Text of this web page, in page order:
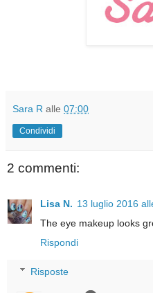
Sara R alle 07:00
Condividi
2 commenti:
Lisa N. 13 luglio 2016
The eye makeup looks
Rispondi
Risposte